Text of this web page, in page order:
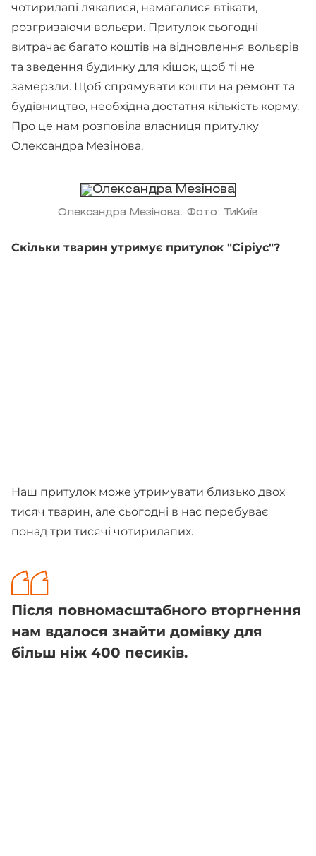
чотирилапі лякалися, намагалися втікати,
розгризаючи вольєри. Притулок сьогодні
витрачає багато коштів на відновлення вольєрів
та зведення будинку для кішок, щоб ті не
замерзли. Щоб спрямувати кошти на ремонт та
будівництво, необхідна достатня кількість корму.
Про це нам розповіла власниця притулку
Олександра Мезінова.
Олександра Мезінова. Фото: ТиКиїв
Скільки тварин утримує притулок "Сіріус"?
Наш притулок може утримувати близько двох
тисяч тварин, але сьогодні в нас перебуває
понад три тисячі чотирилапих.
Після повномасштабного вторгнення
нам вдалося знайти домівку для
більш ніж 400 песиків.